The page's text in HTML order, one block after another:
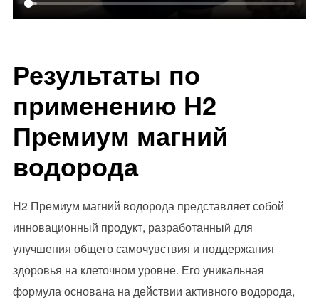
Результаты по
применению Н2
Премиум магний
водорода
Н2 Премиум магний водорода представляет собой
инновационный продукт, разработанный для
улучшения общего самочувствия и поддержания
здоровья на клеточном уровне. Его уникальная
формула основана на действии активного водорода,